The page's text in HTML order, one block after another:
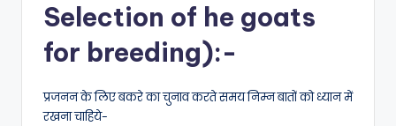
Selection of he goats
for breeding):-
प्रजनन के लिए बकरे का चुनाव करते समय निम्न बातों को ध्यान में
रखना चाहिये-